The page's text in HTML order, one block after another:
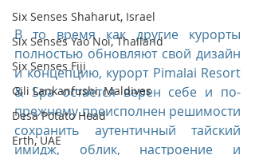
Six Senses Shaharut, Israel
Six Senses Yao Noi, Thailand
Six Senses Fiji
Gili Lankanfushi, Maldives
Desa Potato Head
Erth, UAE
В то время как другие курорты
полностью обновляют свой дизайн
и концепцию, курорт Pimalai Resort
& Spa остается верен себе и по-
прежнему преисполнен решимости
сохранить аутентичный тайский
имидж, облик, настроение и